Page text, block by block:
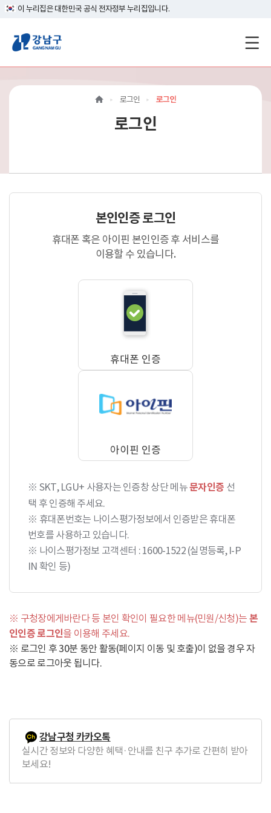
이 누리집은 대한민국 공식 전자정부 누리집입니다.
강
남
구
지
로그인 로그인
로그인
본인인증 로그인
휴대폰 혹은 아이핀 본인인증 후 서비스를
이용할 수 있습니다.
휴대폰 인증
아이핀 인증
※ SKT, LGU+ 사용자는 인증창 상단 메뉴문자인증 선
택 후 인증해 주세요.
※ 휴대폰번호는 나이스평가정보에서 인증받은 휴대폰
번호를 사용하고 있습니다.
※ 나이스평가정보 고객센터 : 1600-1522 (실명등록, I-P
IN 확인 등)
※ 구청장에게바란다 등 본인 확인이 필요한 메뉴(민원/신청)는 본
인인증 로그인을 이용해 주세요.
※ 로그인 후 30분 동안 활동(페이지 이동 및 호출)이 없을 경우 자
동으로 로그아웃 됩니다.
강남구청 카카오톡
실시간 정보와 다양한 혜택·안내를 친구 추가로 간편히 받아
보세요!